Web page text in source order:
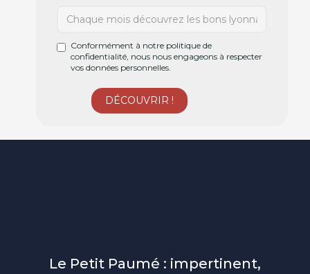
Conformément à notre politique de
confidentialité, nous nous engageons à respecter
vos données personnelles.
Le Petit Paumé : impertinent,